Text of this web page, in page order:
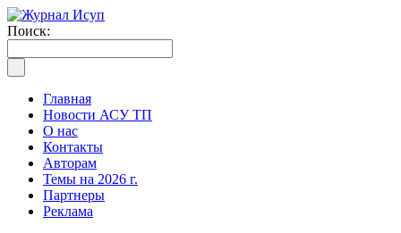
Поиск:
Главная
Новости АСУ ТП
О нас
Контакты
Авторам
Темы на 2026 г.
Партнеры
Реклама